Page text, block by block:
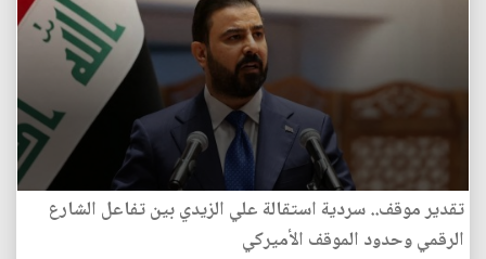
تقدير موقف.. سردية استقالة علي الزيدي بين تفاعل الشارع
الرقمي وحدود الموقف الأميركي